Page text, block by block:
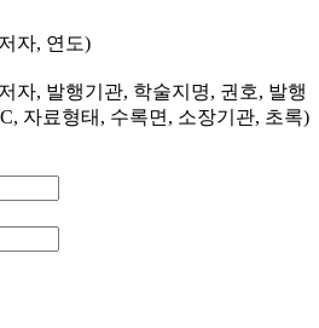
자, 연도)
자, 발행기관, 학술지명, 권호, 발행
자료형태, 수록면, 소장기관, 초록)